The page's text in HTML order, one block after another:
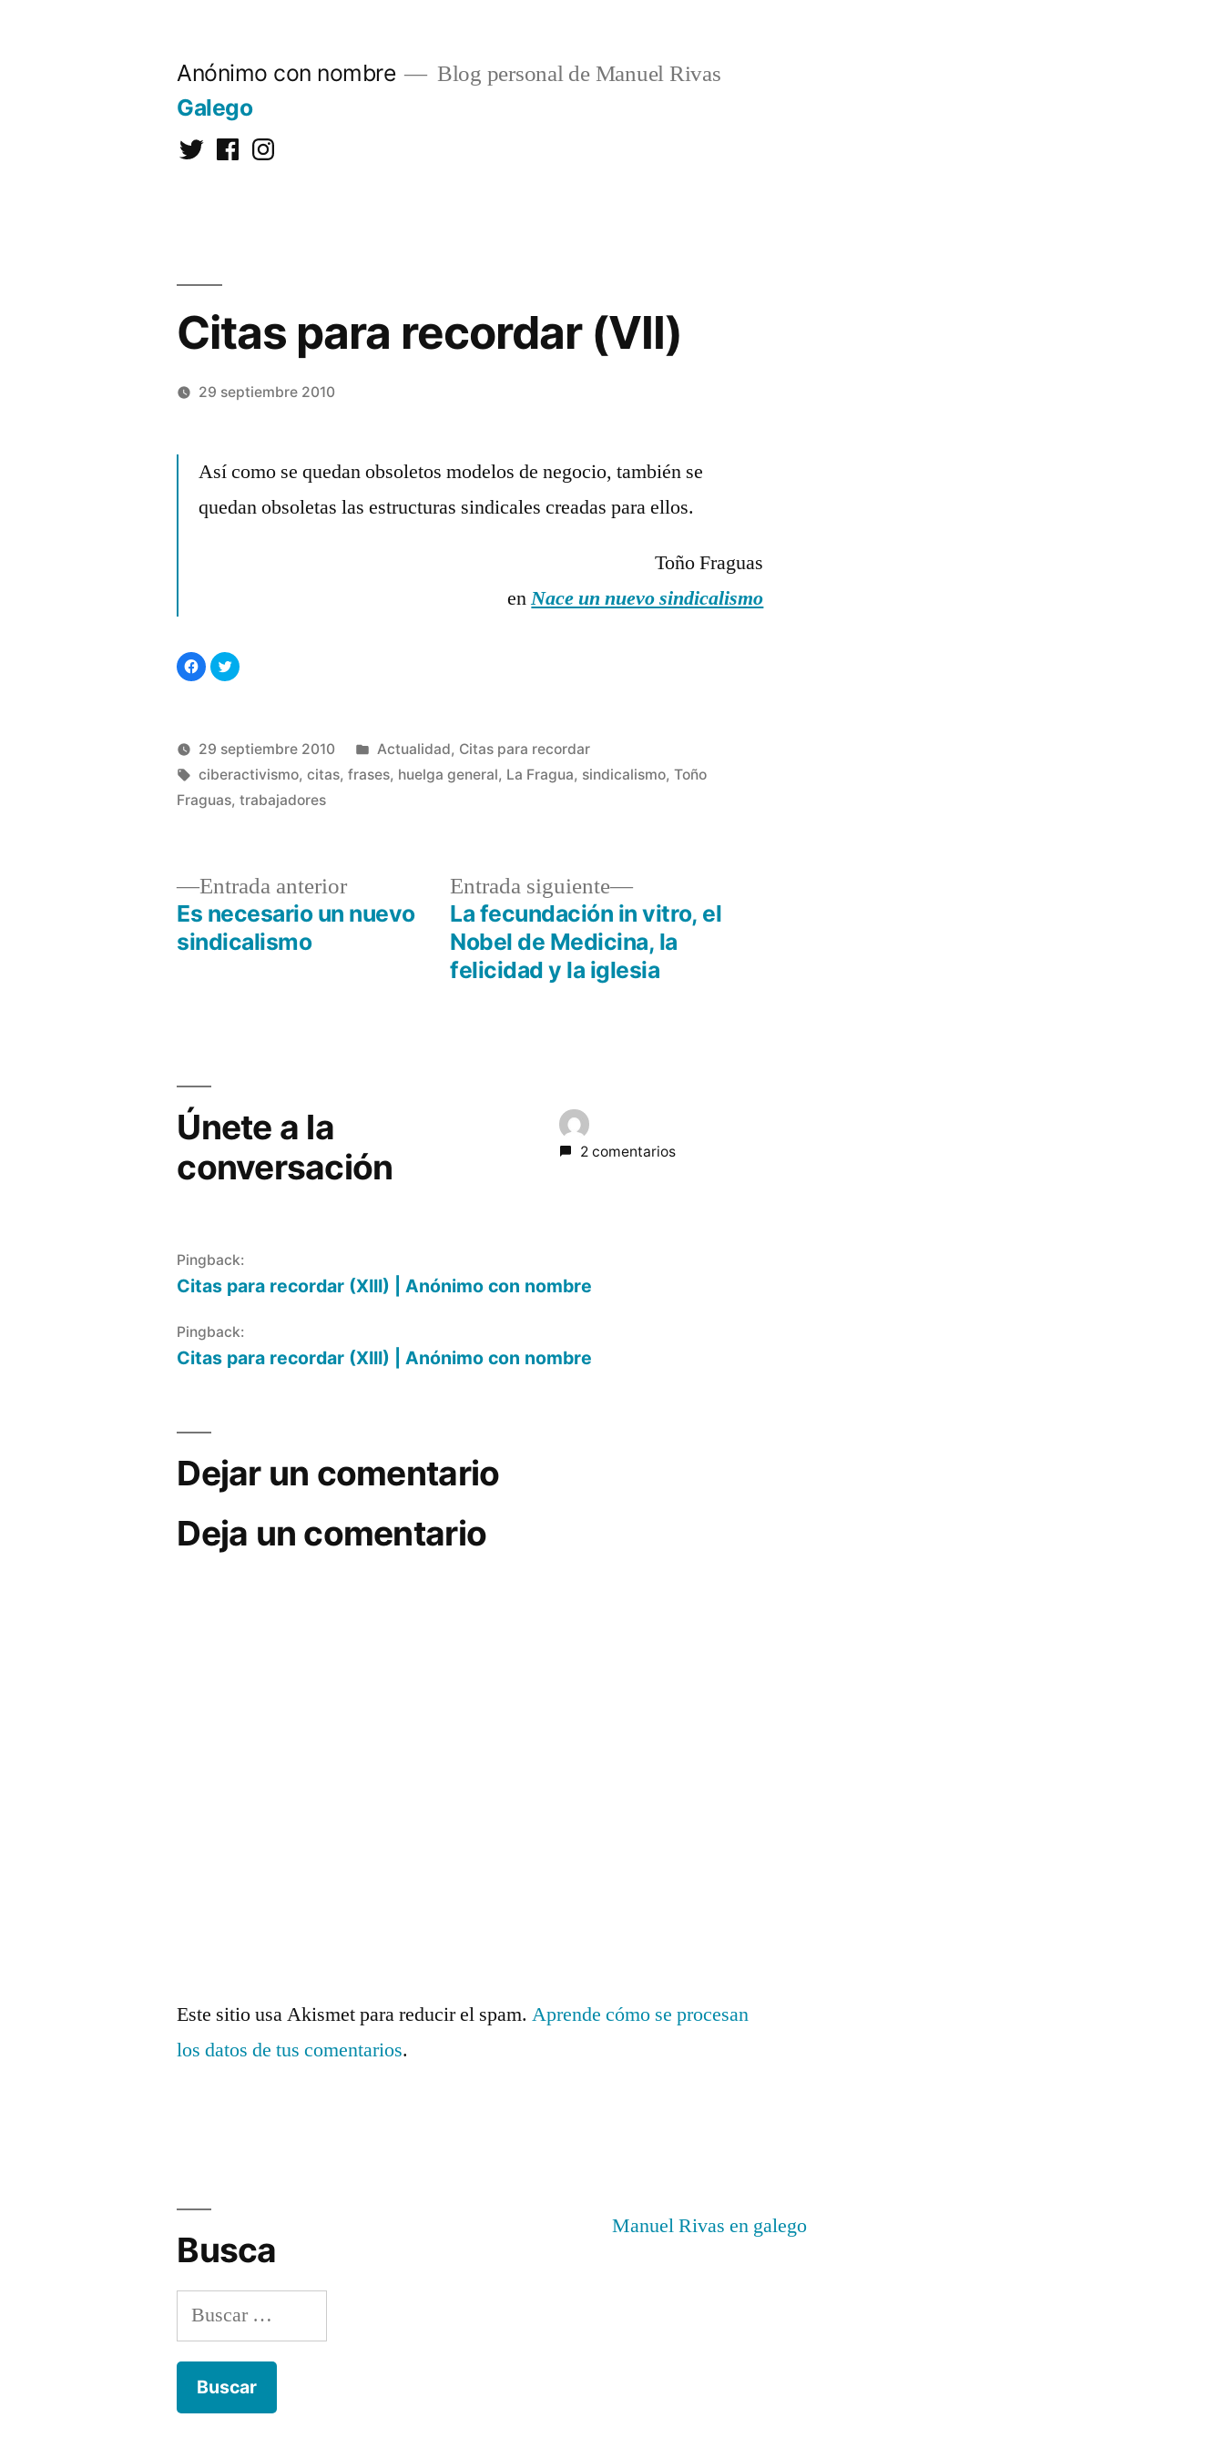
Anónimo con nombre Blog personal de Manuel Rivas
Galego
TwitterFacebookInstagram
Citas para recordar (VII)
Álvarez
29 septiembre 2010
Citas
Así como se quedan obsoletos modelos de negocio, también se
quedan obsoletas las estructuras sindicales creadas para ellos.
Toño Fraguas
enNace un nuevo sindicalismo
Haz
clic
para
abre
en
ventana
nueva)
Haz
clic
abre
en
una
ventana
nueva)
Publicado
por
Manuel
Rivas
29 septiembre 2010
Publicado
en
Actualidad, Citas para recordar
Etiquetas:
ciberactivismo,citas,frases, huelga general, La Fragua, sindicalismo,Toño
Fraguas,trabajadores
Navegación
Entrada anteriorEntrada
anterior:
Es necesario un nuevo
sindicalismo
Entrada siguiente
Entrada
siguiente:
La fecundación in vitro, el
Nobel de Medicina, la
felicidad y la iglesia
Únete a la
conversación
2 comentarios
Pingback:
Citas para recordar (XIII) | Anónimo con nombre
Pingback:
Citas para recordar (XIII) | Anónimo con nombre
Dejar un comentario
Deja un comentario
Este sitio usa Akismet para reducir el spam.Aprende cómo se procesan
los datos de tus comentarios.
Busca
Buscar:
Manuel Rivas en galego